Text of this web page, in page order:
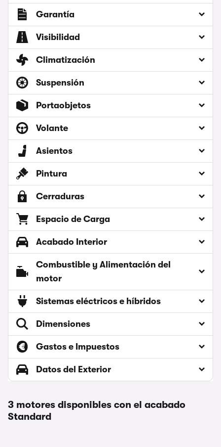
Garantía
Visibilidad
Climatización
Suspensión
Portaobjetos
Volante
Asientos
Pintura
Cerraduras
Espacio de Carga
Acabado Interior
Combustible y Alimentación del
motor
Sistemas eléctricos e híbridos
Dimensiones
Gastos e Impuestos
Datos del Exterior
3 motores disponibles con el acabado
Standard